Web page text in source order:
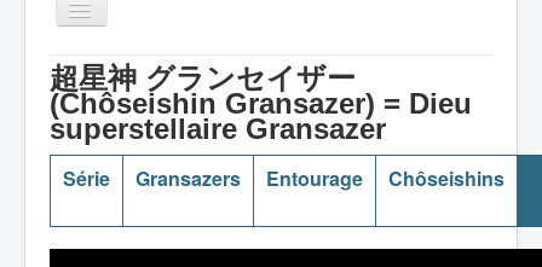
Basculer
la
Accueil
Toku-Actrices
Toku-Critiques
Séries
Films
超星神 グランセイザー
(Chôseishin Gransazer) = Dieu
superstellaire Gransazer
Série Gransazers Entourage Chôseishins